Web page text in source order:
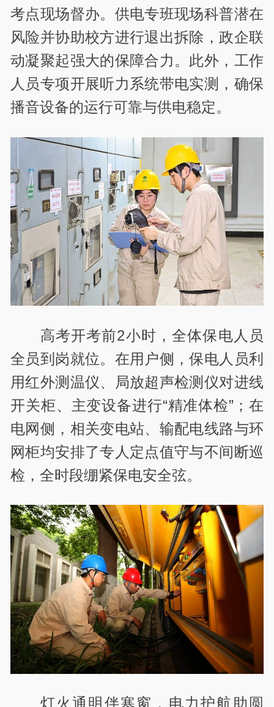
考点现场督办。供电专班现场科普潜在
风险并协助校方进行退出拆除，政企联
动凝聚起强大的保障合力。此外，工作
人员专项开展听力系统带电实测，确保
播音设备的运行可靠与供电稳定。
高考开考前2小时，全体保电人员
全员到岗就位。在用户侧，保电人员利
用红外测温仪、局放超声检测仪对进线
开关柜、主变设备进行“精准体检”；在
电网侧，相关变电站、输配电线路与环
网柜均安排了专人定点值守与不间断巡
检，全时段绷紧保电安全弦。
灯火通明伴寒窗，电力护航助圆